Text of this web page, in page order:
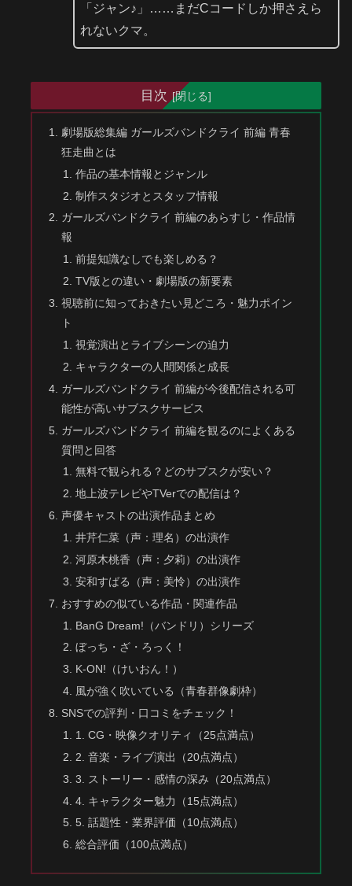
「ジャン♪」……まだCコードしか押さえら
れないクマ。
目次
劇場版総集編 ガールズバンドクライ 前編 青春
狂走曲とは
作品の基本情報とジャンル
制作スタジオとスタッフ情報
ガールズバンドクライ 前編のあらすじ・作品情
報
前提知識なしでも楽しめる？
TV版との違い・劇場版の新要素
視聴前に知っておきたい見どころ・魅力ポイン
ト
視覚演出とライブシーンの迫力
キャラクターの人間関係と成長
ガールズバンドクライ 前編が今後配信される可
能性が高いサブスクサービス
ガールズバンドクライ 前編を観るのによくある
質問と回答
無料で観られる？どのサブスクが安い？
地上波テレビやTVerでの配信は？
声優キャストの出演作品まとめ
井芹仁菜（声：理名）の出演作
河原木桃香（声：夕莉）の出演作
安和すばる（声：美怜）の出演作
おすすめの似ている作品・関連作品
BanG Dream!（バンドリ）シリーズ
ぼっち・ざ・ろっく！
K-ON!（けいおん！）
風が強く吹いている（青春群像劇枠）
SNSでの評判・口コミをチェック！
1. CG・映像クオリティ（25点満点）
2. 音楽・ライブ演出（20点満点）
3. ストーリー・感情の深み（20点満点）
4. キャラクター魅力（15点満点）
5. 話題性・業界評価（10点満点）
総合評価（100点満点）